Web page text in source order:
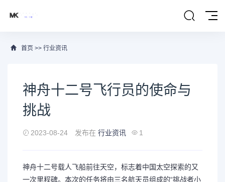
首页 >> 行业资讯
神舟十二号飞行员的使命与
挑战
2023-08-24 发布在 行业资讯 1
神舟十二号载人飞船前往天空，标志着中国太空探索的又
一次里程碑。本次的任务将由三名航天员组成的“挑战者小